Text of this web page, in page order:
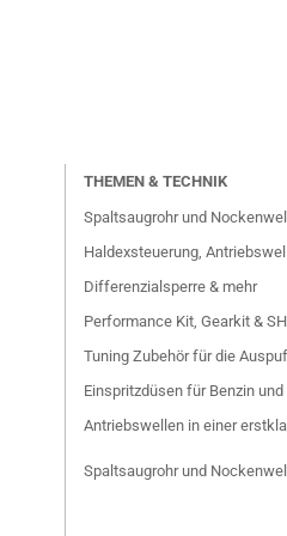
THEMEN & TECHNIK
Spaltsaugrohr und
Haldexsteuerung,
Differenzialsperre & mehr
Performance Kit, Gearkit &
Tuning Zubehör für die
Einspritzdüsen für Benzin und
Antriebswellen in einer
Spaltsaugrohr und